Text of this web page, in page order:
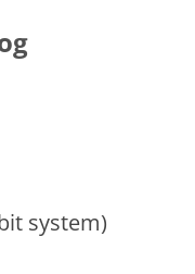
system)